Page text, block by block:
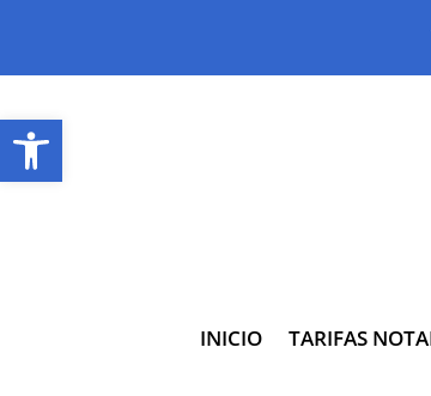
Abrir barra de herramientas
INICIO TARIFAS